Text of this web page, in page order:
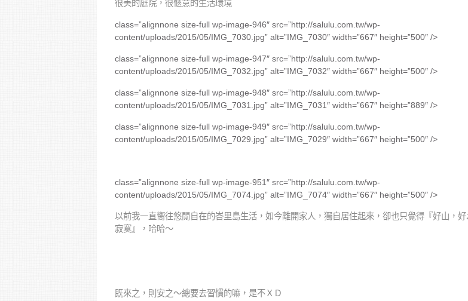
很美的庭院，很愜意的生活環境
class=”alignnone size-full wp-image-946″ src=”http://salulu.com.tw/wp-
content/uploads/2015/05/IMG_7030.jpg” alt=”IMG_7030″ width=”667″ height=”500″ />
class=”alignnone size-full wp-image-947″ src=”http://salulu.com.tw/wp-
content/uploads/2015/05/IMG_7032.jpg” alt=”IMG_7032″ width=”667″ height=”500″ />
class=”alignnone size-full wp-image-948″ src=”http://salulu.com.tw/wp-
content/uploads/2015/05/IMG_7031.jpg” alt=”IMG_7031″ width=”667″ height=”889″ />
class=”alignnone size-full wp-image-949″ src=”http://salulu.com.tw/wp-
content/uploads/2015/05/IMG_7029.jpg” alt=”IMG_7029″ width=”667″ height=”500″ />
class=”alignnone size-full wp-image-951″ src=”http://salulu.com.tw/wp-
content/uploads/2015/05/IMG_7074.jpg” alt=”IMG_7074″ width=”667″ height=”500″ />
以前我一直嚮往悠閒自在的峇里島生活，如今離開家人，獨自居住起來，卻也只覺得『好山，
寂寞』，哈哈～
既來之，則安之～總要去習慣的嘛，是不ＸＤ